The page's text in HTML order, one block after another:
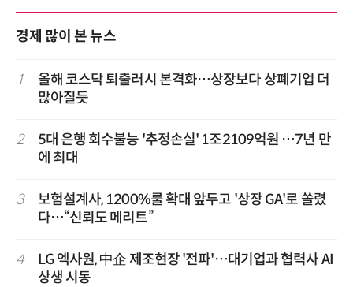
경제 많이 본 뉴스
1
올해 코스닥 퇴출러시 본격화…상장보다 상폐기업 더
많아질듯
2
5대 은행 회수불능 '추정손실' 1조2109억원 …7년 만
에 최대
3
보험설계사, 1200%룰 확대 앞두고 '상장 GA'로 쏠렸
다…“신뢰도 메리트”
4
LG 엑사원, 中企 제조현장 '전파'…대기업과 협력사 AI
상생 시동